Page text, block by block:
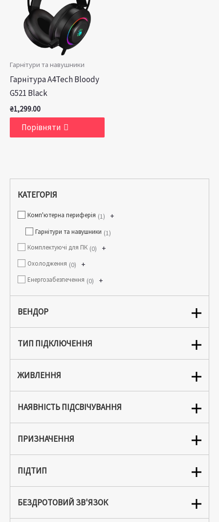
КАТЕГОРІЯ
Комп'ютерна периферія +
1
Гарнітури та навушники 1
Комплектуючі для ПК +
0
Охолодження +
0
Енергозабезпечення +
0
ВЕНДОР
ТИП ПІДКЛЮЧЕННЯ
ЖИВЛЕННЯ
НАЯВНІСТЬ ПІДСВІЧУВАННЯ
ПРИЗНАЧЕННЯ
ПІДТИП
БЕЗДРОТОВИЙ ЗВ'ЯЗОК
Гарнітури та навушники
Гарнітура A4Tech Bloody
G521 Black
₴1,299.00
Порівняти